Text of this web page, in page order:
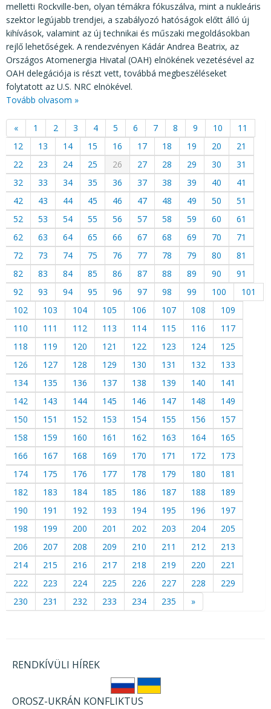
melletti Rockville-ben, olyan témákra fókuszálva, mint a nukleáris
szektor legújabb trendjei, a szabályozó hatóságok előtt álló új
kihívások, valamint az új technikai és műszaki megoldásokban
rejlő lehetőségek. A rendezvényen Kádár Andrea Beatrix, az
Országos Atomenergia Hivatal (OAH) elnökének vezetésével az
OAH delegációja is részt vett, továbbá megbeszéléseket
folytatott az U.S. NRC elnökével.
Tovább olvasom »
« 1 2 3 4 5 6 7 8 9 10
11
12
13 14 15 16 17 18 19 20
21
22
23 24 25 26 27 28 29 30
31
32
33 34 35 36 37 38 39 40
41
42
43 44 45 46 47 48 49 50
51
52
53 54 55 56 57 58 59 60
61
62
63 64 65 66 67 68 69 70
71
72
73 74 75 76 77 78 79 80
81
82
83 84 85 86 87 88 89 90
91
92
93 94 95 96 97 98 99 100
101
102
103 104 105 106 107 108
109
110
111 112 113 114 115 116
117
118
119 120 121 122 123 124
125
126
127 128 129 130 131 132
133
134
135 136 137 138 139 140
141
142
143 144 145 146 147 148
149
150
151 152 153 154 155 156
157
158
159 160 161 162 163 164
165
166
167 168 169 170 171 172
173
174
175 176 177 178 179 180
181
182
183 184 185 186 187 188
189
190
191 192 193 194 195 196
197
198
199 200 201 202 203 204
205
206
207 208 209 210 211 212
213
214
215 216 217 218 219 220
221
222
223 224 225 226 227 228
229
230
231 232 233 234 235 »
RENDKÍVÜLI HÍREK
OROSZ-UKRÁN KONFLIKTUS